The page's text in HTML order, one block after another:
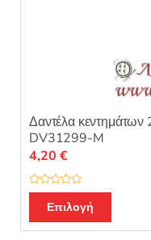
Δαντέλα
DV31299-M
Β
μ
ο
4,20 €
Επιλογή